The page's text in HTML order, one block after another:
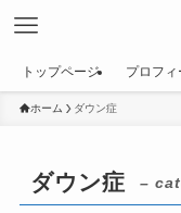
トップページ プロフィ
ホーム ダウン症
ダウン症 –